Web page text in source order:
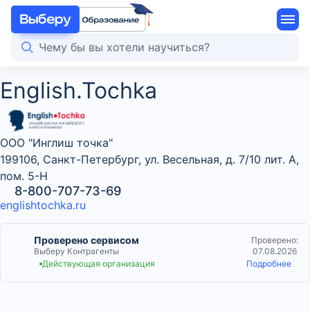
English.Tochka
8-800-707-73-69
ООО "Инглиш точка"
199106, Санкт-Петербург, ул. Весельная, д. 7/10 лит. А,
пом. 5-Н
englishtochka.ru
Проверено сервисом
Выберу Контрагенты
Проверено:
07.08.2026
Действующая организация
Подробнее